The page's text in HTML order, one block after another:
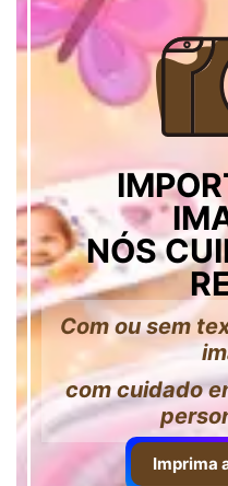
NÓS
Com ou sem
com cuidado
Imprima